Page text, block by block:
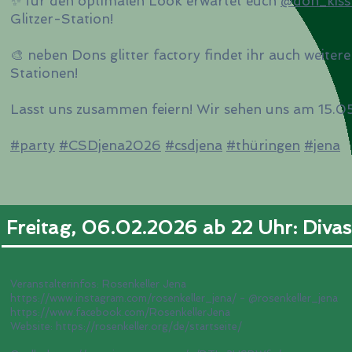
Glitzer-Station!
🎨 neben Dons glitter factory findet ihr auch
Stationen!
Lasst uns zusammen feiern! Wir sehen uns am
#party #CSDjena2026 #csdjena #thüringen #jena
Freitag, 06.02.2026 ab 22 Uhr:
Veranstalterinfos: Rosenkeller Jena
https://www.instagram.com/rosenkeller_jena/ - @rosenkeller_jena
https://www.facebook.com/RosenkellerJena
Website: https://rosenkeller.org/de/startseite/